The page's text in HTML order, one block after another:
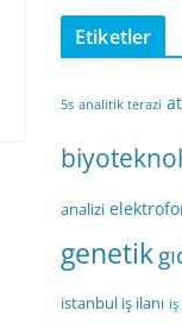
Etiketler
5s analitik terazi
analizi
genetik
istanbul iş ilanı